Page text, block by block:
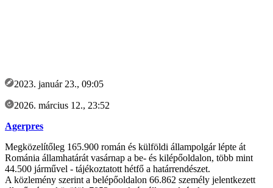
2023. január 23., 09:05
2026. március 12., 23:52
Agerpres
Megközelítőleg 165.900 román és külföldi állampolgár lépte át
Románia államhatárát vasárnap a be- és kilépőoldalon, több mint
44.500 járművel - tájékoztatott hétfő a határrendészet.
A közlemény szerint a belépőoldalon 66.862 személy jelentkezett